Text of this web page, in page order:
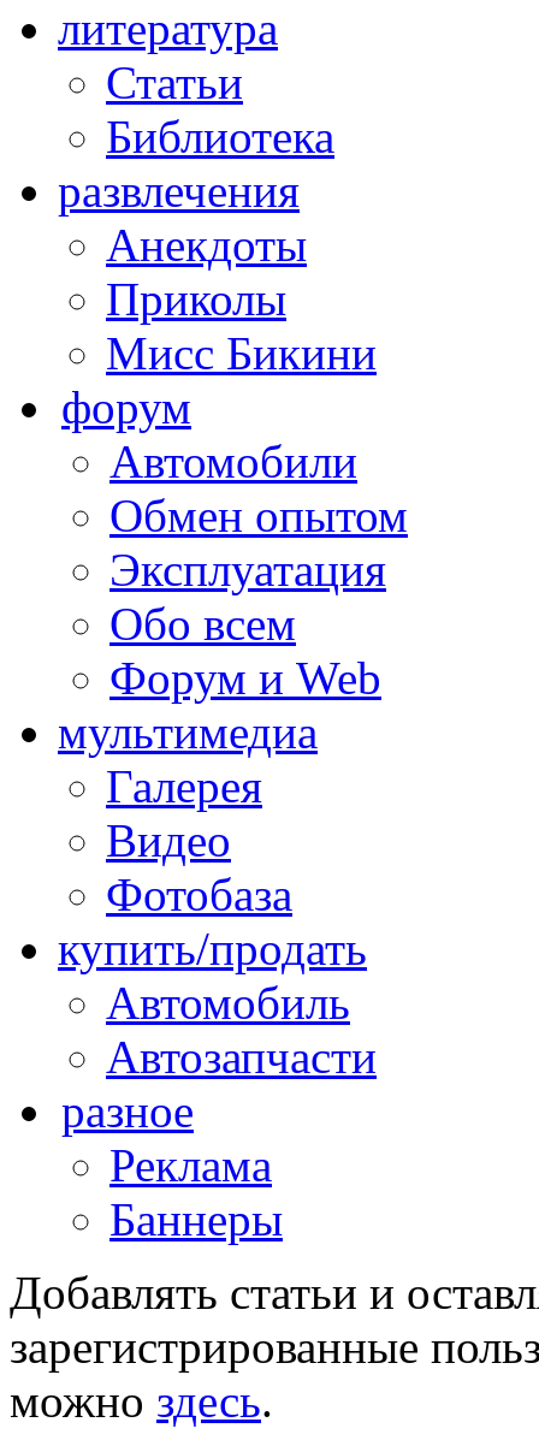
литература
Статьи
Библиотека
развлечения
Анекдоты
Приколы
Мисс Бикини
форум
Автомобили
Обмен опытом
Эксплуатация
Обо всем
Форум и Web
мультимедиа
Галерея
Видео
Фотобаза
купить/продать
Автомобиль
Автозапчасти
разное
Реклама
Баннеры
Добавлять статьи и
зарегистрированные
можно здесь.